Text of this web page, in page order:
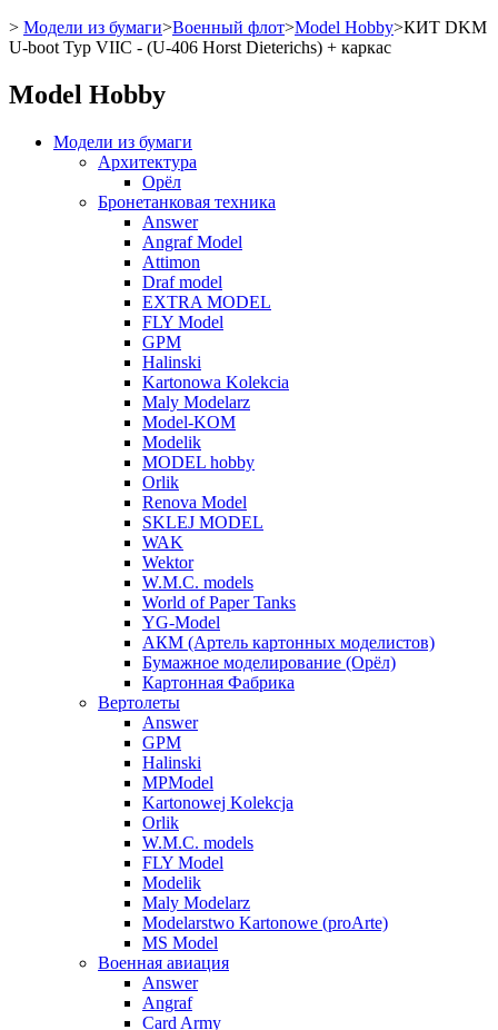
> Модели из бумаги>Военный флот>Model Hobby>КИТ DKM
U-boot Typ VIIC - (U-406 Horst Dieterichs) + каркас
Model Hobby
Модели из бумаги
Архитектура
Орёл
Бронетанковая техника
Answer
Angraf Model
Attimon
Draf model
EXTRA MODEL
FLY Model
GPM
Halinski
Kartonowa Kolekcia
Maly Modelarz
Model-KOM
Modelik
MODEL hobby
Orlik
Renova Model
SKLEJ MODEL
WAK
Wektor
W.M.C. models
World of Paper Tanks
YG-Model
АКМ (Артель картонных моделистов)
Бумажное моделирование (Орёл)
Картонная Фабрика
Вертолеты
Answer
GPM
Halinski
MPModel
Kartonowej Kolekcja
Orlik
W.M.C. models
FLY Model
Modelik
Maly Modelarz
Modelarstwo Kartonowe (proArte)
MS Model
Военная авиация
Answer
Angraf
Card Army